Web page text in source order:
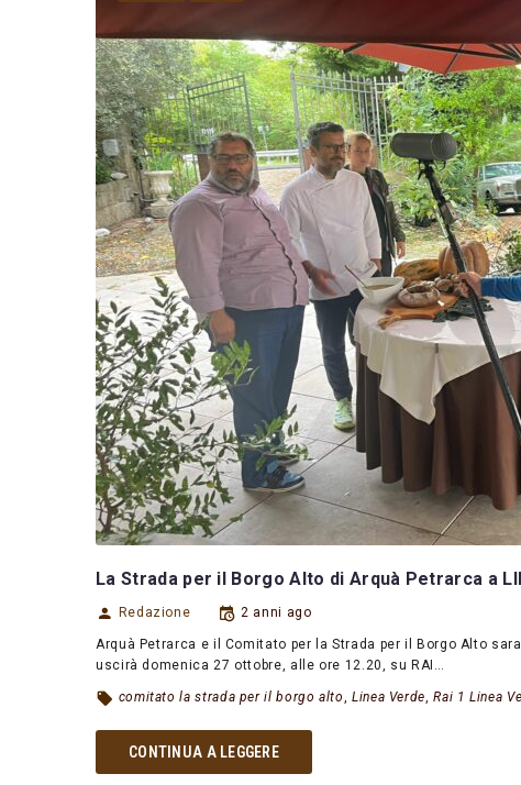
La Strada per il Borgo Alto di Arquà Petrarca a
Redazione 2 anni ago
Arquà Petrarca e il Comitato per la Strada per il Borgo Alto
uscirà domenica 27 ottobre, alle ore 12.20, su RAI…
comitato la strada per il borgo alto, Linea Verde,Rai 1 Linea
CONTINUA A LEGGERE